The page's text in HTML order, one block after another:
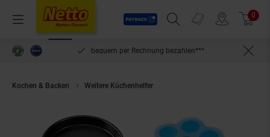
Menü
Payback
Suchfeld einblenden
Prospekte 0
bequem per Rechnung bezahlen***
Kochen & Backen Weitere Küchenhelfer